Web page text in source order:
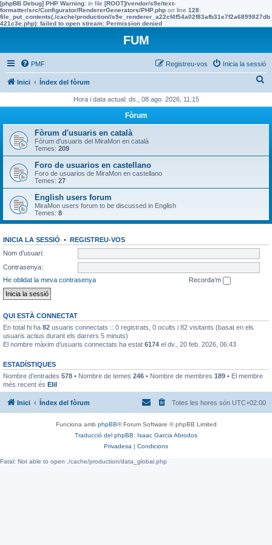
[phpBB Debug] PHP Warning: in file [ROOT]/vendor/s9e/text-
formatter/src/Configurator/RendererGenerators/PHP.php on line 128:
file_put_contents(./cache/production//s9e_renderer_a22cf4f54a02f83afb31e7f2a6899827db
421c3e.php): failed to open stream: Permission denied
FUM
PMF Inicia la sessió
Registreu-vos
Inici Índex del fòrum
c
Hora i data actual: ds., 08 ago. 2026, 11:15
Fòrum
Fòrum d'usuaris en català
Fòrum d'usuaris del MiraMon en català
Temes: 209
Foro de usuarios en castellano
Foro de usuarios de MiraMon en castellano
Temes: 27
English users forum
MiraMon users forum to be discussed in English
Temes: 8
INICIA LA SESSIÓ • REGISTREU-VOS
Nom d’usuari:
Contrasenya:
He oblidat la meva contrasenya
Recorda’m
QUI ESTÀ CONNECTAT
En total hi ha 82 usuaris connectats :: 0 registrats, 0 ocults i 82 visitants (basat en els
usuaris actius durant els darrers 5 minuts)
El nombre màxim d’usuaris connectats ha estat 6174 el dv., 20 feb. 2026, 06:43
ESTADÍSTIQUES
Nombre d’entrades 578 • Nombre de temes 246 • Nombre de membres 189 • El membre
més recent és EliI
Inici Índex del fòrum Totes les hores són UTC+02:00
Funciona amb phpBB® Forum Software © phpBB Limited
Traducció del phpBB: Isaac Garcia Abrodos
Privadesa | Condicions
Fatal: Not able to open ./cache/production/data_global.php